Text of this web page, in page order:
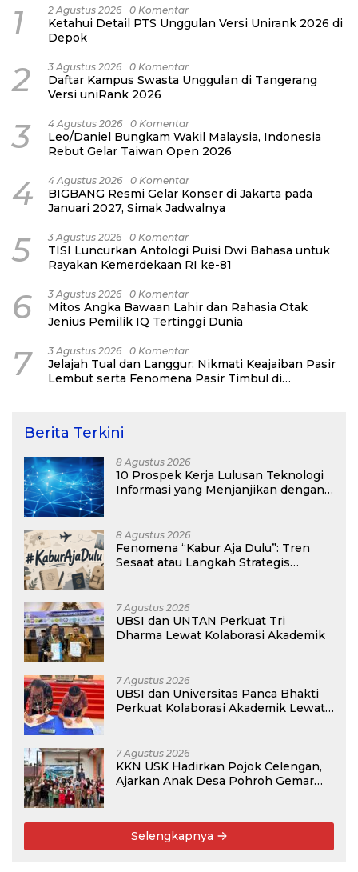
1 2 Agustus 2026 0 Komentar
Ketahui Detail PTS Unggulan Versi Unirank 2026 di
Depok
2 3 Agustus 2026 0 Komentar
Daftar Kampus Swasta Unggulan di Tangerang
Versi uniRank 2026
3 4 Agustus 2026 0 Komentar
Leo/Daniel Bungkam Wakil Malaysia, Indonesia
Rebut Gelar Taiwan Open 2026
4 4 Agustus 2026 0 Komentar
BIGBANG Resmi Gelar Konser di Jakarta pada
Januari 2027, Simak Jadwalnya
5 3 Agustus 2026 0 Komentar
TISI Luncurkan Antologi Puisi Dwi Bahasa untuk
Rayakan Kemerdekaan RI ke-81
6 3 Agustus 2026 0 Komentar
Mitos Angka Bawaan Lahir dan Rahasia Otak
Jenius Pemilik IQ Tertinggi Dunia
7 3 Agustus 2026 0 Komentar
Jelajah Tual dan Langgur: Nikmati Keajaiban Pasir
Lembut serta Fenomena Pasir Timbul di
Berita Terkini
8 Agustus 2026
10 Prospek Kerja Lulusan Teknologi
Informasi yang Menjanjikan dengan
8 Agustus 2026
Fenomena “Kabur Aja Dulu”: Tren
Sesaat atau Langkah Strategis
7 Agustus 2026
UBSI dan UNTAN Perkuat Tri
Dharma Lewat Kolaborasi Akademik
7 Agustus 2026
UBSI dan Universitas Panca Bhakti
Perkuat Kolaborasi Akademik Lewat
7 Agustus 2026
KKN USK Hadirkan Pojok Celengan,
Ajarkan Anak Desa Pohroh Gemar
Selengkapnya